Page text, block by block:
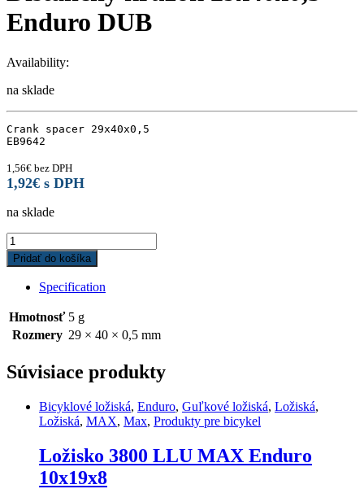
Enduro DUB
Availability:
na sklade
Crank spacer 29x40x0,5
EB9642
1,56€ bez DPH
1,92€ s DPH
na sklade
Dištančny
krúžok
29x40x0,5
Enduro
quantity
Pridať do košíka
Specification
Hmotnosť 5 g
Rozmery 29 × 40 × 0,5 mm
Súvisiace produkty
Bicyklové ložiská, Enduro, Guľkové ložiská, Ložiská,
Ložiská, MAX, Max, Produkty pre bicykel
Ložisko 3800 LLU MAX Enduro
10x19x8